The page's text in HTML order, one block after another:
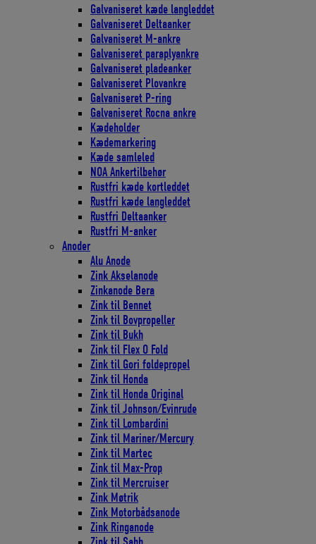
Galvaniseret kæde langleddet
Galvaniseret Deltaanker
Galvaniseret M-ankre
Galvaniseret paraplyankre
Galvaniseret pladeanker
Galvaniseret Plovankre
Galvaniseret P-ring
Galvaniseret Rocna ankre
Kædeholder
Kædemarkering
Kæde samleled
NOA Ankertilbehør
Rustfri kæde kortleddet
Rustfri kæde langleddet
Rustfri Deltaanker
Rustfri M-anker
Anoder
Alu Anode
Zink Akselanode
Zinkanode Bera
Zink til Bennet
Zink til Bovpropeller
Zink til Bukh
Zink til Flex O Fold
Zink til Gori foldepropel
Zink til Honda
Zink til Honda Original
Zink til Johnson/Evinrude
Zink til Lombardini
Zink til Mariner/Mercury
Zink til Martec
Zink til Max-Prop
Zink til Mercruiser
Zink Møtrik
Zink Motorbådsanode
Zink Ringanode